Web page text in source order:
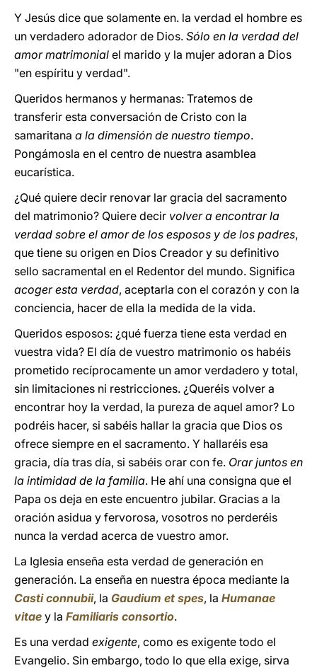
Y Jesús dice que solamente en. la verdad el hombre es
un verdadero adorador de Dios. Sólo en la verdad del
amor matrimonial el marido y la mujer adoran a Dios
"en espíritu y verdad".
Queridos hermanos y hermanas: Tratemos de
transferir esta conversación de Cristo con la
samaritana a la dimensión de nuestro tiempo.
Pongámosla en el centro de nuestra asamblea
eucarística.
¿Qué quiere decir renovar lar gracia del sacramento
del matrimonio? Quiere decir volver a encontrar la
verdad sobre el amor de los esposos y de los padres,
que tiene su origen en Dios Creador y su definitivo
sello sacramental en el Redentor del mundo. Significa
acoger esta verdad, aceptarla con el corazón y con la
conciencia, hacer de ella la medida de la vida.
Queridos esposos: ¿qué fuerza tiene esta verdad en
vuestra vida? El día de vuestro matrimonio os habéis
prometido recíprocamente un amor verdadero y total,
sin limitaciones ni restricciones. ¿Queréis volver a
encontrar hoy la verdad, la pureza de aquel amor? Lo
podréis hacer, si sabéis hallar la gracia que Dios os
ofrece siempre en el sacramento. Y hallaréis esa
gracia, día tras día, si sabéis orar con fe. Orar juntos en
la intimidad de la familia. He ahí una consigna que el
Papa os deja en este encuentro jubilar. Gracias a la
oración asidua y fervorosa, vosotros no perderéis
nunca la verdad acerca de vuestro amor.
La Iglesia enseña esta verdad de generación en
generación. La enseña en nuestra época mediante la
Casti connubii, la Gaudium et spes, la Humanae
vitae y la Familiaris consortio.
Es una verdad exigente, como es exigente todo el
Evangelio. Sin embargo, todo lo que ella exige, sirva